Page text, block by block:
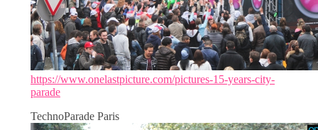
https://www.onelastpicture.com/pictures-15-years-city-
parade
TechnoParade Paris